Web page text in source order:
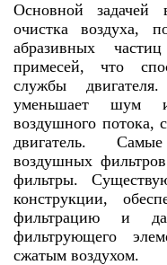
Основной задачей
очистка воздуха,
абразивных
примесей, что
службы
уменьшает шум и
воздушного потока,
двигатель.
воздушных
фильтры.
конструкции,
фильтрацию и
фильтрующего
сжатым воздухом.